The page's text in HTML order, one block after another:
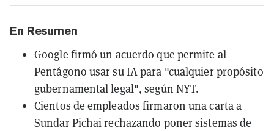
En Resumen
Google firmó un acuerdo que permite al
Pentágono usar su IA para "cualquier propósito
gubernamental legal", según NYT.
Cientos de empleados firmaron una carta a
Sundar Pichai rechazando poner sistemas de